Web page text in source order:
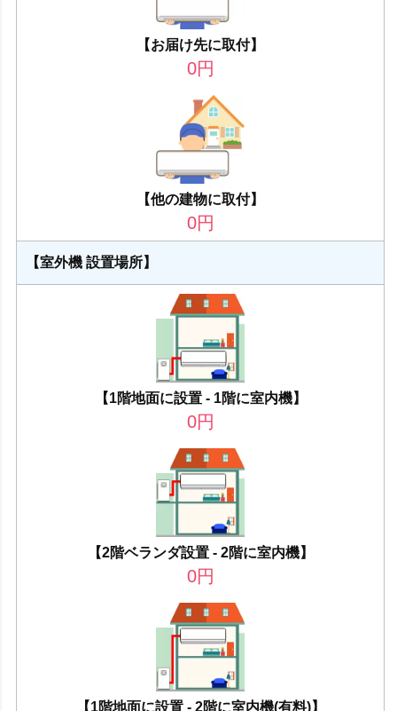
【お届け先に取付】
0円
【他の建物に取付】
0円
【室外機 設置場所】
【1階地面に設置 - 1階に室内機】
0円
【2階ベランダ設置 - 2階に室内機】
0円
【1階地面に設置 - 2階に室内機(有料)】